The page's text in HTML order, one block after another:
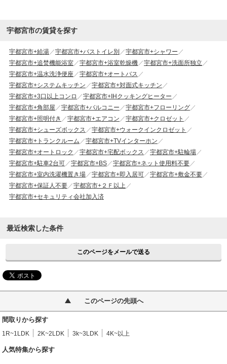
宇都宮市の賃貸を探す
宇都宮市+給湯 宇都宮市+バストイレ別
宇都宮市+シャワー
宇都宮市+追焚機能浴室
宇都宮市+浴室乾燥機
宇都宮市+洗面所独立
宇都宮市+温水洗浄便座
宇都宮市+オートバス
宇都宮市+システムキッチン
宇都宮市+対面式キッチン
宇都宮市+3口以上コンロ
宇都宮市+IHクッキングヒーター
宇都宮市+角部屋
宇都宮市+バルコニー
宇都宮市+フローリング
宇都宮市+照明付き
宇都宮市+エアコン
宇都宮市+クロゼット
宇都宮市+シューズボックス
宇都宮市+ウォークインクロゼット
宇都宮市+トランクルーム
宇都宮市+TVインターホン
宇都宮市+オートロック
宇都宮市+宅配ボックス
宇都宮市+駐輪場
宇都宮市+駐車2台可
宇都宮市+BS
宇都宮市+ネット使用料不要
宇都宮市+室内洗濯機置き場
宇都宮市+即入居可
宇都宮市+敷金不要
宇都宮市+保証人不要
宇都宮市+２Ｆ以上
宇都宮市+セキュリティ会社加入済
最近検索した条件
このページをメールで送る
このページの先頭へ
間取りから探す
1R~1LDK 2K~2LDK 3k~3LDK 4K~以上
人気特集から探す